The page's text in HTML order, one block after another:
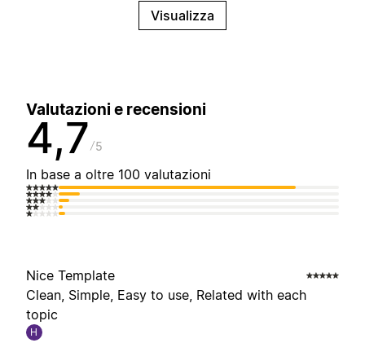
Visualizza
Valutazioni e recensioni
4,7 5
In base a oltre 100 valutazioni
Nice Template
Clean, Simple, Easy to use, Related with each
topic
H